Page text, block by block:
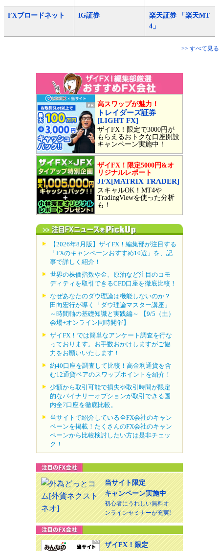
FXブロードネット IG証券
楽天証券 「楽天MT
4」
>> すべて見る
高スワップが魅力！
トレイダーズ証券
[LIGHT FX]
ザイFX！限定で3000円が
もらえるおトクな口座開設
キャンペーン実施中！
ザイFX！限定5000円&オ
リジナルレポート
JFX[MATRIX TRADER]
スキャルOK！MT4や
TradingViewを使った分析
も！
【2026年8月版】ザイFX！編集部が注目する
「FXのキャンペーンおすすめ10選」を、記
事で詳しく紹介！
世界の株価指数や金、原油など注目のコモ
ディティを取引できるCFD口座を徹底比較！
なぜあなたのダウ理論は機能しないのか？
田向宏行が導く「ダウ理論マスター講座」
～時間軸の基礎知識と実践編～ 【9/5（土）
会場+オンライン同時開催】
ザイFX！では簡単なアンケート調査を行な
っております。お手数おかけしますがご協
力をお願いいたします！
約40口座を調査して比較！高金利通貨を含
む12通貨ペアのスワップポイントを紹介！
少額から取引可能で損失や取引時間が限定
的なバイナリーオプションが取引できる国
内全7口座を徹底比較。
当サイトで紹介している全FX会社のキャン
ペーンを掲載！たくさんのFX会社のキャン
ペーンから比較検討したい方は是非チェッ
ク！
当サイト限定
キャンペーン実施中
初心者にうれしい無料オ
ンラインセミナーが充実!
ザイFX！限定